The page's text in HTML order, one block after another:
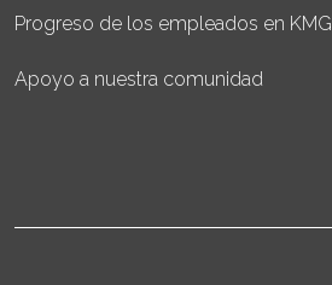
Progreso de los empleados en KMG
Apoyo a nuestra comunidad